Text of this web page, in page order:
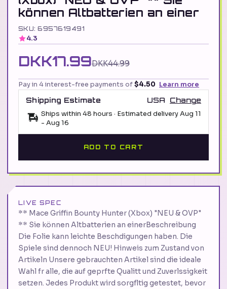
können Altbatterien an einer
SKU: 6957619491
4.3
DKK17.99DKK44.99
Pay in 4 interest-free payments of$4.50 Learn more
Shipping Estimate
USA
Change
Ships within 48 hours · Estimated deliveryAug 11
- Aug 16
ADD TO CART
LIVE SPEC
** Mace Griffin Bounty Hunter (Xbox) "NEU & OVP"
** Sie können Altbatterien an einerBeschreibung
Die Folie kann leichte Beschdigungen haben. Die
Spiele sind dennoch NEU! Hinweis zum Zustand von
Artikeln Unsere gebrauchten Artikel sind die ideale
Wahl fr alle, die auf geprfte Qualitt und Zuverlssigkeit
setzen. Jedes Produkt wird sorgfltig getestet, bevor